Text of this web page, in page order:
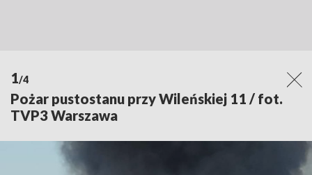
1/4
Pożar pustostanu przy Wileńskiej 11 / fot.
TVP3 Warszawa